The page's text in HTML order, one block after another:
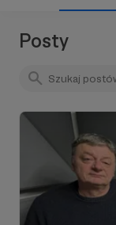
Posty